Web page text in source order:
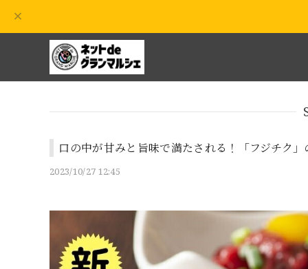
口の中が甘みと旨味で満たされる！「フジチク
2023/10/27 12:45